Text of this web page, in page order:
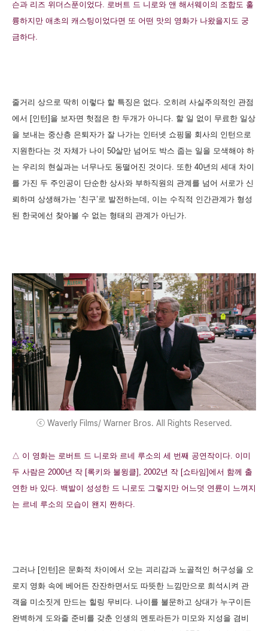
슨과 리즈 위더스푼이었다. 로버트 드 니로와 앤 해서웨이의 조합도 훌
륭하지만 애초의 캐스팅이었다면 또 어떤 맛의 영화가 나왔을지도 궁
금하다.
줄거리 상으로 딱히 이렇다 할 특징은 없다. 오히려 사실주의적인 관점
에서 [인턴]을 보자면 헛점은 한 두개가 아니다. 할 일 없이 무료한 일상
을 보내는 중산층 은퇴자가 잘 나가는 인터넷 쇼핑몰 회사의 인턴으로
지원한다는 것 자체가 나이 50살만 넘어도 박스 줍는 일을 모색해야 하
는 우리의 현실과는 너무나도 동떨어진 것이다. 또한 40년의 세대 차이
를 가진 두 주인공이 단순한 상사와 부하직원의 관계를 넘어 서로가 신
뢰하며 상생해가는 ‘친구’로 발전하는데, 이는 수직적 인간관계가 형성
된 한국에선 찾아볼 수 없는 형태의 관계가 아닌가.
ⓒ Waverly Films/ Warner Bros. All Rights Reserved.
△ 이 영화는 로버트 드 니로와 르네 루소의 세 번째 공연작이다. 이미
두 사람은 2000년 작 [록키와 불윙클], 2002년 작 [쇼타임]에서 함께 출
연한 바 있다. 백발이 성성한 드 니로도 그렇지만 어느덧 연륜이 느껴지
는 르네 루소의 모습이 왠지 짠하다.
그러나 [인턴]은 문화적 차이에서 오는 괴리감과 노골적인 허구성을 오
로지 영화 속에 베어든 잔잔하면서도 따뜻한 느낌만으로 희석시켜 관
객을 미소짓게 만드는 힐링 무비다. 나이를 불문하고 상대가 누구이든
완벽하게 도와줄 준비를 갖춘 인생의 멘토라든가 미모와 지성을 겸비